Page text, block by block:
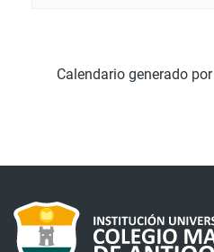
Calendario generado por